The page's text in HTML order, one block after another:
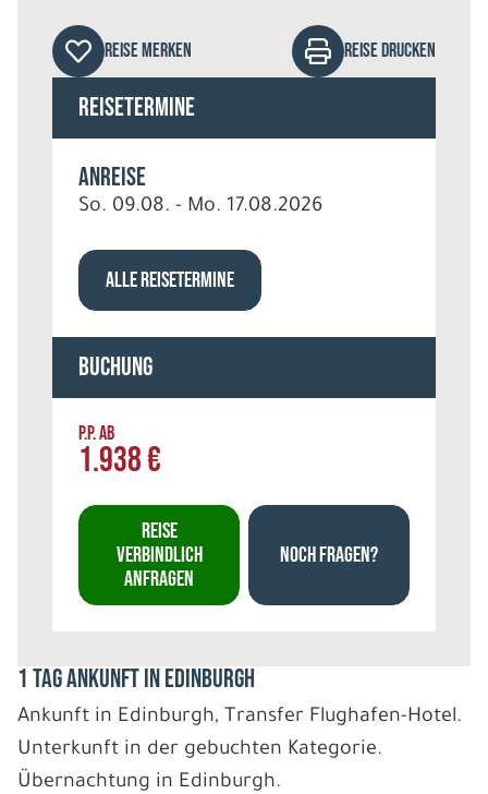
1 Tag Ankunft in Edinburgh
Ankunft in Edinburgh, Transfer Flughafen-Hotel.
Unterkunft in der gebuchten Kategorie.
Übernachtung in Edinburgh.
REISE MERKEN REISE DRUCKEN
Reisetermine
Anreise
So. 09.08. - Mo. 17.08.2026
ALLE REISETERMINE
Buchung
P.P. AB
1.938 €
REISE
VERBINDLICH
ANFRAGEN
NOCH FRAGEN?